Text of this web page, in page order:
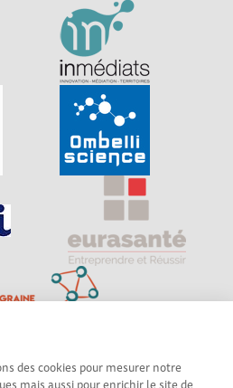
des cookies pour mesurer notre
mais aussi pour enrichir le site de
en contact : Echosciences